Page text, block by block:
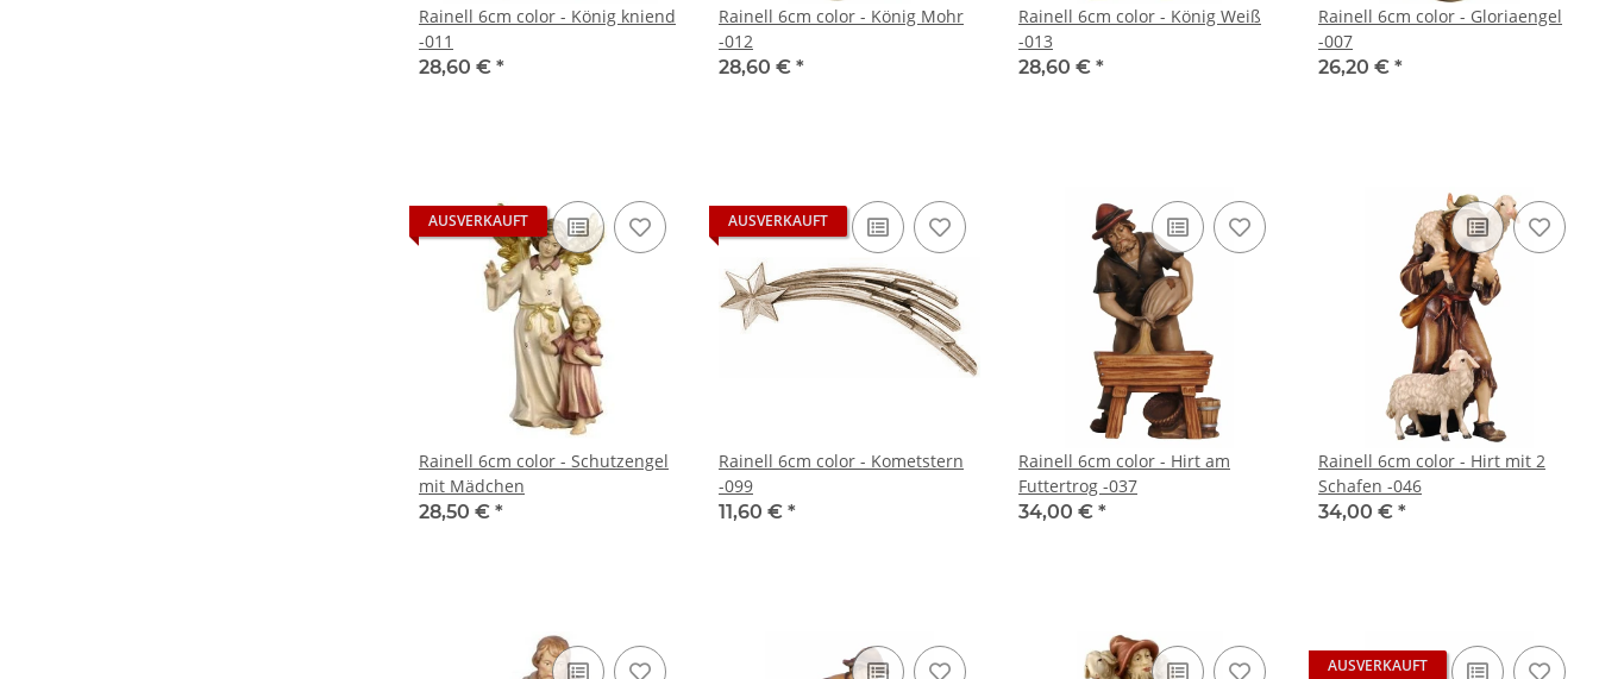
Rainell 6cm color - König kniend
-011
28,60 € *
Rainell 6cm color - König Mohr
-012
28,60 € *
Rainell 6cm color - König Weiß
-013
28,60 € *
Rainell 6cm color - Gloriaengel
-007
26,20 € *
AUSVERKAUFT
Rainell 6cm color - Schutzengel
mit Mädchen
28,50 € *
AUSVERKAUFT
Rainell 6cm color - Kometstern
-099
11,60 € *
Rainell 6cm color - Hirt am
Futtertrog -037
34,00 € *
Rainell 6cm color - Hirt mit 2
Schafen -046
34,00 € *
AUSVERKAUFT